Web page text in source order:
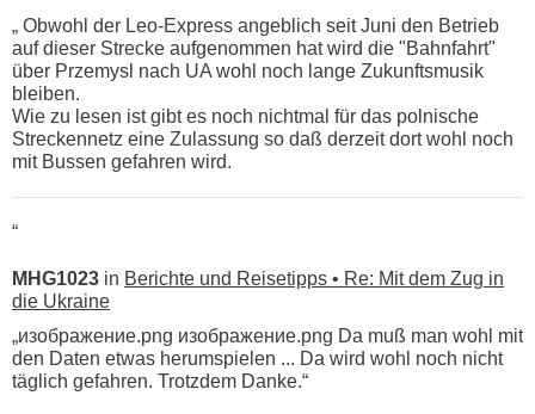
„ Obwohl der Leo-Express angeblich seit Juni den Betrieb
auf dieser Strecke aufgenommen hat wird die "Bahnfahrt"
über Przemysl nach UA wohl noch lange Zukunftsmusik
bleiben.
Wie zu lesen ist gibt es noch nichtmal für das polnische
Streckennetz eine Zulassung so daß derzeit dort wohl noch
mit Bussen gefahren wird.
“
MHG1023 in Berichte und Reisetipps • Re: Mit dem Zug in
die Ukraine
„изображение.png изображение.png Da muß man wohl mit
den Daten etwas herumspielen ... Da wird wohl noch nicht
täglich gefahren. Trotzdem Danke.“